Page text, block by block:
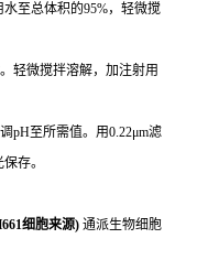
至总体积的95%，轻微搅
轻微搅拌溶解，加注射用
pH至所需值。用0.22μm滤
存。
细胞来源) 通派生物细胞